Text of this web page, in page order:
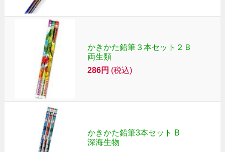
かきかた鉛筆３本セット２Ｂ
両生類
286円 (税込)
かきかた鉛筆3本セット B
深海生物